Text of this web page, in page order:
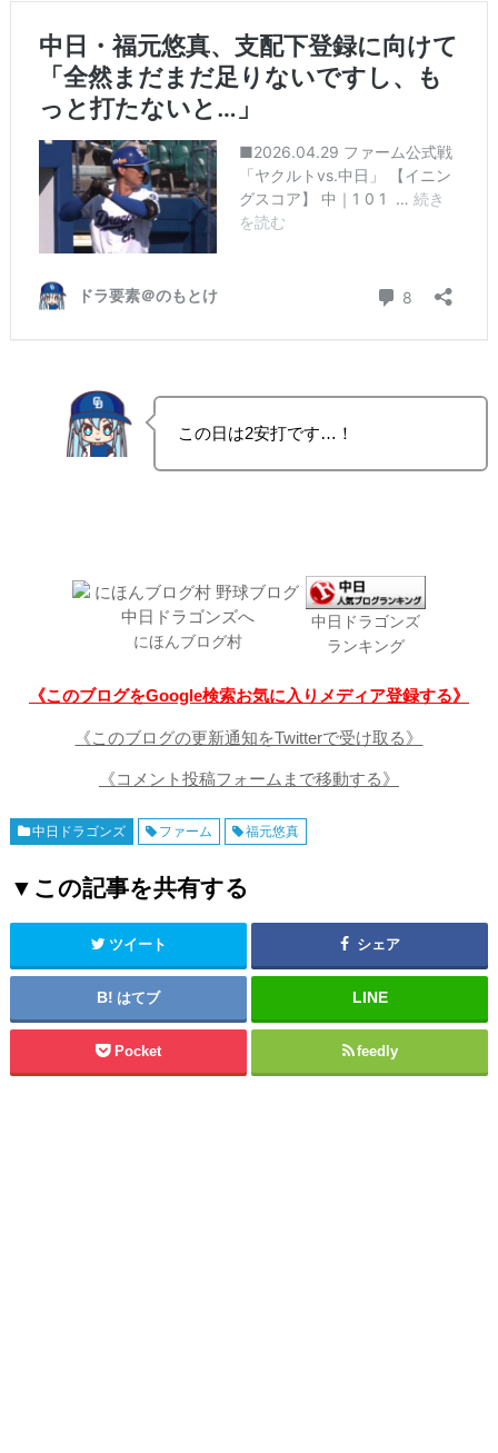
この日は2安打です…！
にほんブログ村
中日ドラゴンズ
ランキング
《このブログをGoogle検索お気に入りメディア登録する》
《このブログの更新通知をTwitterで受け取る》
《コメント投稿フォームまで移動する》
中日ドラゴンズ ファーム 福元悠真
▼この記事を共有する
ツイート シェア
はてブ
Pocket feedly